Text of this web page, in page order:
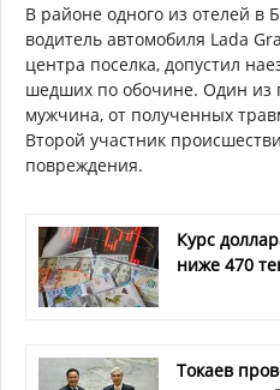
В районе одного из отелей в
водитель автомобиля Lada
центра поселка, допустил
шедших по обочине. Один из
мужчина, от полученных
Второй участник
повреждения.
Курс
ниже 470
Токаев